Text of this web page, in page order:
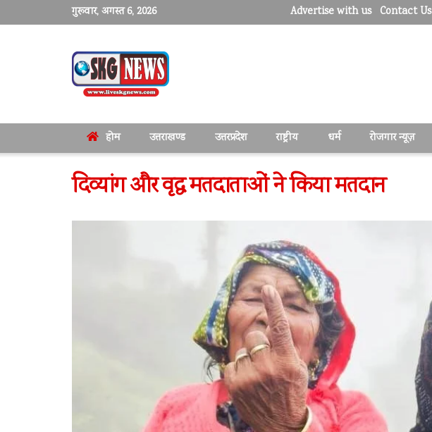
गुरूवार, अगस्त 6, 2026 Advertise with us Contact Us
होम उत्तराखण्ड उत्तरप्रदेश राष्ट्रीय धर्म रोजगार न्यूज़
दिव्यांग और वृद्ध मतदाताओं ने किया मतदान